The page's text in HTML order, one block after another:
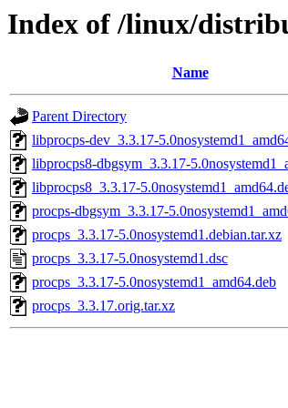
Index of /linux/
Name
Parent Directory
libprocps-dev_3.3.17-
libprocps8-dbgsym_3.3.17-
libprocps8_3.3.17-
procps-dbgsym_3.3.17-
procps_3.3.17-5.0nosystemd1.debian.tar.xz
procps_3.3.17-5.0nosystemd1.dsc
procps_3.3.17-5.0nosystemd1_amd64.deb
procps_3.3.17.orig.tar.xz